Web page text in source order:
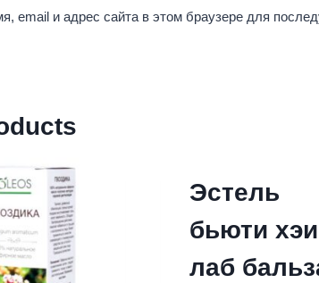
email и адрес сайта в этом браузере для
Эстель
бьюти
лаб